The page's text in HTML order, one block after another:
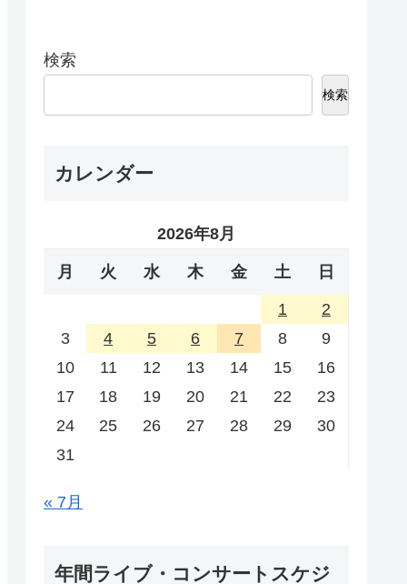
検索
検索
カレンダー
2026年8月
月 火 水 木 金 土 日
1
2
3
4 5 6 7 8
9
10
11 12 13 14 15
16
17
18 19 20 21 22
23
24
25 26 27 28 29
30
31
« 7月
年間ライブ・コンサートスケジ